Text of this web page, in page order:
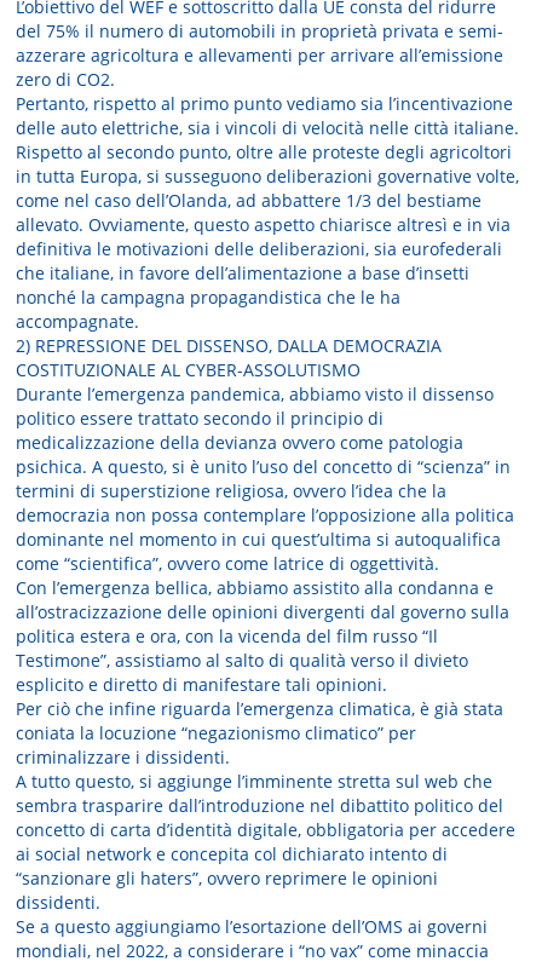
L’obiettivo del WEF e sottoscritto dalla UE consta del ridurre
del 75% il numero di automobili in proprietà privata e semi-
azzerare agricoltura e allevamenti per arrivare all’emissione
zero di CO2.
Pertanto, rispetto al primo punto vediamo sia l’incentivazione
delle auto elettriche, sia i vincoli di velocità nelle città italiane.
Rispetto al secondo punto, oltre alle proteste degli agricoltori
in tutta Europa, si susseguono deliberazioni governative volte,
come nel caso dell’Olanda, ad abbattere 1/3 del bestiame
allevato. Ovviamente, questo aspetto chiarisce altresì e in via
definitiva le motivazioni delle deliberazioni, sia eurofederali
che italiane, in favore dell’alimentazione a base d’insetti
nonché la campagna propagandistica che le ha
accompagnate.
2) REPRESSIONE DEL DISSENSO, DALLA DEMOCRAZIA
COSTITUZIONALE AL CYBER-ASSOLUTISMO
Durante l’emergenza pandemica, abbiamo visto il dissenso
politico essere trattato secondo il principio di
medicalizzazione della devianza ovvero come patologia
psichica. A questo, si è unito l’uso del concetto di “scienza” in
termini di superstizione religiosa, ovvero l’idea che la
democrazia non possa contemplare l’opposizione alla politica
dominante nel momento in cui quest’ultima si autoqualifica
come “scientifica”, ovvero come latrice di oggettività.
Con l’emergenza bellica, abbiamo assistito alla condanna e
all’ostracizzazione delle opinioni divergenti dal governo sulla
politica estera e ora, con la vicenda del film russo “Il
Testimone”, assistiamo al salto di qualità verso il divieto
esplicito e diretto di manifestare tali opinioni.
Per ciò che infine riguarda l’emergenza climatica, è già stata
coniata la locuzione “negazionismo climatico” per
criminalizzare i dissidenti.
A tutto questo, si aggiunge l’imminente stretta sul web che
sembra trasparire dall’introduzione nel dibattito politico del
concetto di carta d’identità digitale, obbligatoria per accedere
ai social network e concepita col dichiarato intento di
“sanzionare gli haters”, ovvero reprimere le opinioni
dissidenti.
Se a questo aggiungiamo l’esortazione dell’OMS ai governi
mondiali, nel 2022, a considerare i “no vax” come minaccia